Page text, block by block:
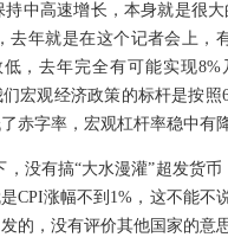
中高速增长，本身就是很
年就是在这个记者会上，
，去年完全有可能实现
宏观经济政策的标杆是按
赤字率，宏观杠杆率稳中有
，没有搞“大水漫灌”超发货
CPI涨幅不到1%，这不能
的，没有评价其他国家的意思